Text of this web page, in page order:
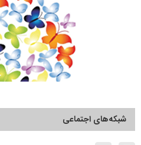
شبکه‌های اجتماعی